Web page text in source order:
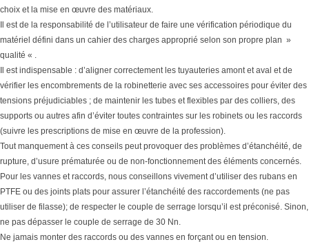
choix et la mise en œuvre des matériaux.
Il est de la responsabilité de l’utilisateur de faire une vérification périodique du
matériel défini dans un cahier des charges approprié selon son propre plan »
qualité « .
Il est indispensable : d’aligner correctement les tuyauteries amont et aval et de
vérifier les encombrements de la robinetterie avec ses accessoires pour éviter des
tensions préjudiciables ; de maintenir les tubes et flexibles par des colliers, des
supports ou autres afin d’éviter toutes contraintes sur les robinets ou les raccords
(suivre les prescriptions de mise en œuvre de la profession).
Tout manquement à ces conseils peut provoquer des problèmes d’étanchéité, de
rupture, d’usure prématurée ou de non-fonctionnement des éléments concernés.
Pour les vannes et raccords, nous conseillons vivement d’utiliser des rubans en
PTFE ou des joints plats pour assurer l’étanchéité des raccordements (ne pas
utiliser de filasse); de respecter le couple de serrage lorsqu’il est préconisé. Sinon,
ne pas dépasser le couple de serrage de 30 Nn.
Ne jamais monter des raccords ou des vannes en forçant ou en tension.